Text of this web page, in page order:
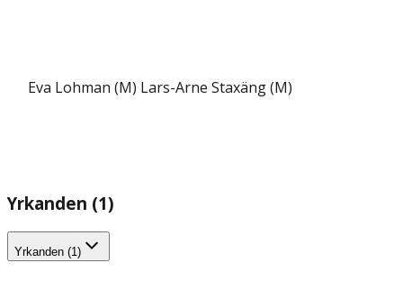
Eva Lohman (M) Lars-Arne Staxäng (M)
Yrkanden (1)
Yrkanden (1)